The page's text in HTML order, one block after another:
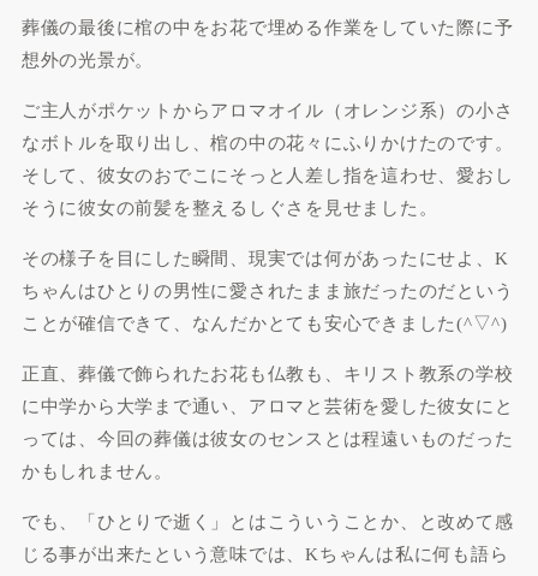
葬儀の最後に棺の中をお花で埋める作業をしていた際に予
想外の光景が。
ご主人がポケットからアロマオイル（オレンジ系）の小さ
なボトルを取り出し、棺の中の花々にふりかけたのです。
そして、彼女のおでこにそっと人差し指を這わせ、愛おし
そうに彼女の前髪を整えるしぐさを見せました。
その様子を目にした瞬間、現実では何があったにせよ、K
ちゃんはひとりの男性に愛されたまま旅だったのだという
ことが確信できて、なんだかとても安心できました(^▽^)
正直、葬儀で飾られたお花も仏教も、キリスト教系の学校
に中学から大学まで通い、アロマと芸術を愛した彼女にと
っては、今回の葬儀は彼女のセンスとは程遠いものだった
かもしれません。
でも、「ひとりで逝く」とはこういうことか、と改めて感
じる事が出来たという意味では、Kちゃんは私に何も語ら